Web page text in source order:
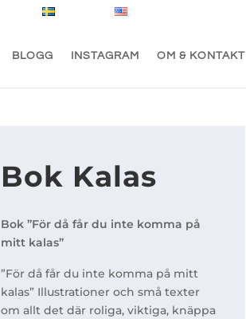
BLOGG INSTAGRAM OM & KONTAKT
Bok Kalas
Bok ”För då får du inte komma på
mitt kalas”
”För då får du inte komma på mitt
kalas” Illustrationer och små texter
om allt det där roliga, viktiga, knäppa